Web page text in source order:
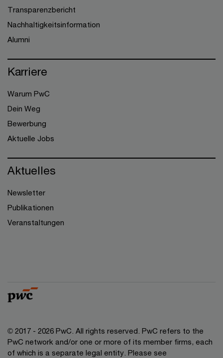
Transparenzbericht
Nachhaltigkeitsinformation
Alumni
Karriere
Warum PwC
Dein Weg
Bewerbung
Aktuelle Jobs
Aktuelles
Newsletter
Publikationen
Veranstaltungen
© 2017 - 2026 PwC. All rights reserved. PwC refers to the
PwC network and/or one or more of its member firms, each
of which is a separate legal entity. Please see